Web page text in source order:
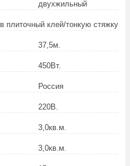
двухжильный
в плиточный клей/тонкую стяжку
37,5м.
450Вт.
Россия
220В.
3,0кв.м.
3,0кв.м.